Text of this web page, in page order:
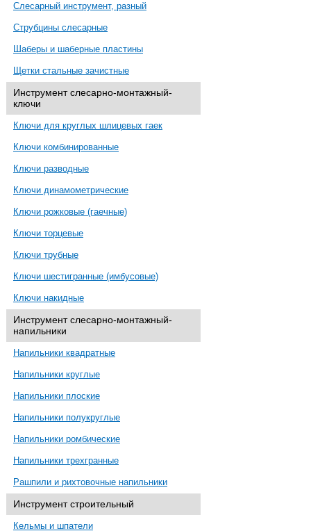
Слесарный инструмент, разный
Струбцины слесарные
Шаберы и шаберные пластины
Щетки стальные зачистные
Инструмент слесарно-монтажный-
ключи
Ключи для круглых шлицевых гаек
Ключи комбинированные
Ключи разводные
Ключи динамометрические
Ключи рожковые (гаечные)
Ключи торцевые
Ключи трубные
Ключи шестигранные (имбусовые)
Ключи накидные
Инструмент слесарно-монтажный-
напильники
Напильники квадратные
Напильники круглые
Напильники плоские
Напильники полукруглые
Напильники ромбические
Напильники трехгранные
Рашпили и рихтовочные напильники
Инструмент строительный
Кельмы и шпатели